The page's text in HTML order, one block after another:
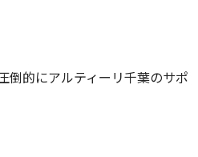
倒的にアルティーリ千葉のサポ